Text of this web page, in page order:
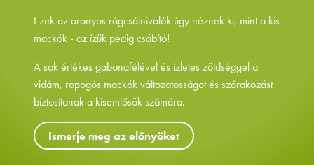
Ezek az aranyos rágcsálnivalók úgy néznek ki, mint a kis
mackók - az ízük pedig csábító!
A sok értékes gabonafélével és ízletes zöldséggel a
vidám, ropogós mackók változatosságot és szórakozást
biztosítanak a kisemlősök számára.
Ismerje meg az előnyöket